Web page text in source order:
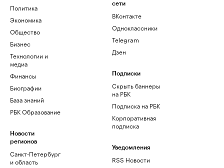
Политика
Экономика
Общество
Бизнес
Технологии и
медиа
Финансы
Биографии
База знаний
РБК Образование
Новости
регионов
Санкт-Петербург
и область
сети
ВКонтакте
Одноклассники
Telegram
Дзен
Подписки
Скрыть баннеры
на РБК
Подписка на РБК
Корпоративная
подписка
Уведомления
RSS Новости